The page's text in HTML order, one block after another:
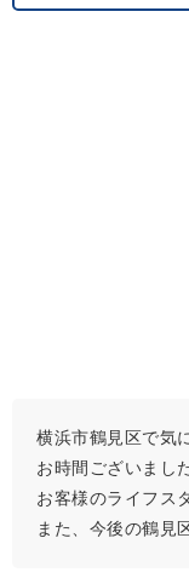
横浜市鶴見区で気
お時間ございまし
お客様のライフス
また、今後の鶴見